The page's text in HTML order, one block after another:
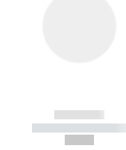
------------
----------- -----------